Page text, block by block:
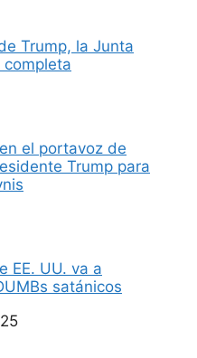
Trump, la Junta
completa
el portavoz de
Trump para
EE. UU. va a
satánicos